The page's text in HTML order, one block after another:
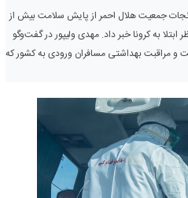
جمعیت هلال احمر از پایش سلامت بیش از
ابتلا به کرونا خبر داد. مهدی ولیپور در گفت‌وگو
و مراقبت بهداشتی مسافران ورودی به کشور که